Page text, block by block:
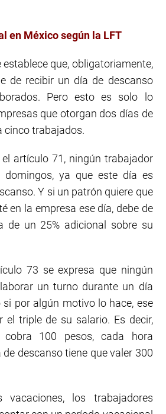
en México según la LFT
establece que, obligatoriamente,
de recibir un día de descanso
Pero esto es solo lo
que otorgan dos días de
cinco trabajados.
artículo 71, ningún trabajador
domingos, ya que este día es
Y si un patrón quiere que
en la empresa ese día, debe de
de un 25% adicional sobre su
73 se expresa que ningún
un turno durante un día
si por algún motivo lo hace, ese
el triple de su salario. Es decir,
100 pesos, cada hora
de descanso tiene que valer 300
los trabajadores